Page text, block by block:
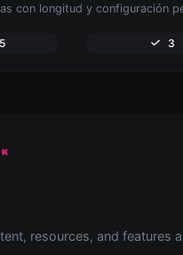
3
resources, and features